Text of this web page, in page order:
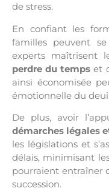
de stress.
En confiant les
familles peuvent
experts maîtrisent
perdre du temps et
ainsi économisée
émotionnelle du
De plus, avoir
démarches légales
les législations et
délais, minimisant
pourraient entraîner
succession.